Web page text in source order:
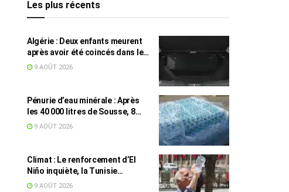
Les plus récents
Algérie : Deux enfants meurent
après avoir été coincés dans le
coffre d’une voiture
9 AOÛT 2026
Pénurie d’eau minérale : Après
les 40 000 litres de Sousse, 8
832 bouteilles saisies à Nabeul
9 AOÛT 2026
Climat : Le renforcement d’El
Niño inquiète, la Tunisie
concernée
9 AOÛT 2026